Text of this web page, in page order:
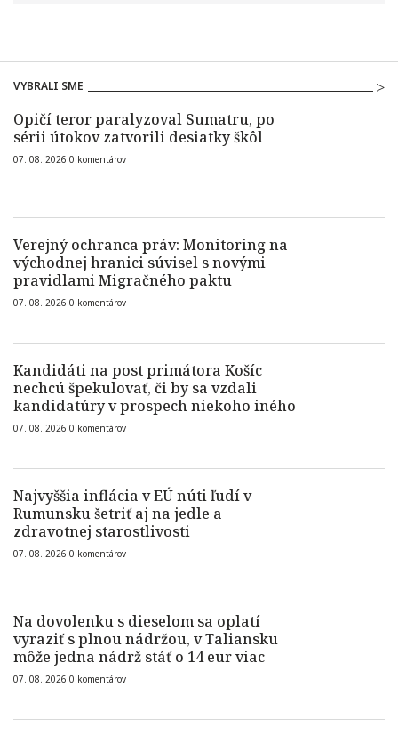
VYBRALI SME
Opičí teror paralyzoval Sumatru, po
sérii útokov zatvorili desiatky škôl
07. 08. 2026 0 komentárov
Verejný ochranca práv: Monitoring na
východnej hranici súvisel s novými
pravidlami Migračného paktu
07. 08. 2026 0 komentárov
Kandidáti na post primátora Košíc
nechcú špekulovať, či by sa vzdali
kandidatúry v prospech niekoho iného
07. 08. 2026 0 komentárov
Najvyššia inflácia v EÚ núti ľudí v
Rumunsku šetriť aj na jedle a
zdravotnej starostlivosti
07. 08. 2026 0 komentárov
Na dovolenku s dieselom sa oplatí
vyraziť s plnou nádržou, v Taliansku
môže jedna nádrž stáť o 14 eur viac
07. 08. 2026 0 komentárov